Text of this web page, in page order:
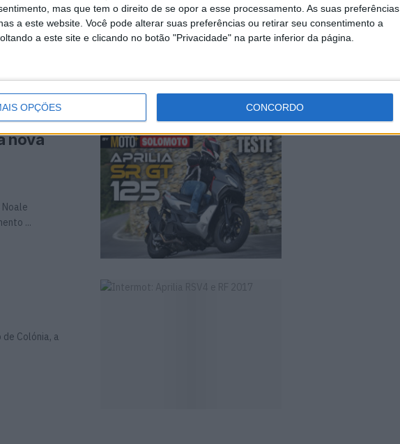
mas que tem o direito de se opor a esse processamento. As suas preferências
a este website. Você pode alterar suas preferências ou retirar seu consentimento a
a este site e clicando no botão "Privacidade" na parte inferior da página.
OPÇÕES CONCORDO
Tuono V4
nova
...
Colónia, a